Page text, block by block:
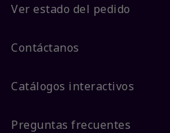
Ver estado del pedido
Contáctanos
Catálogos interactivos
Preguntas frecuentes